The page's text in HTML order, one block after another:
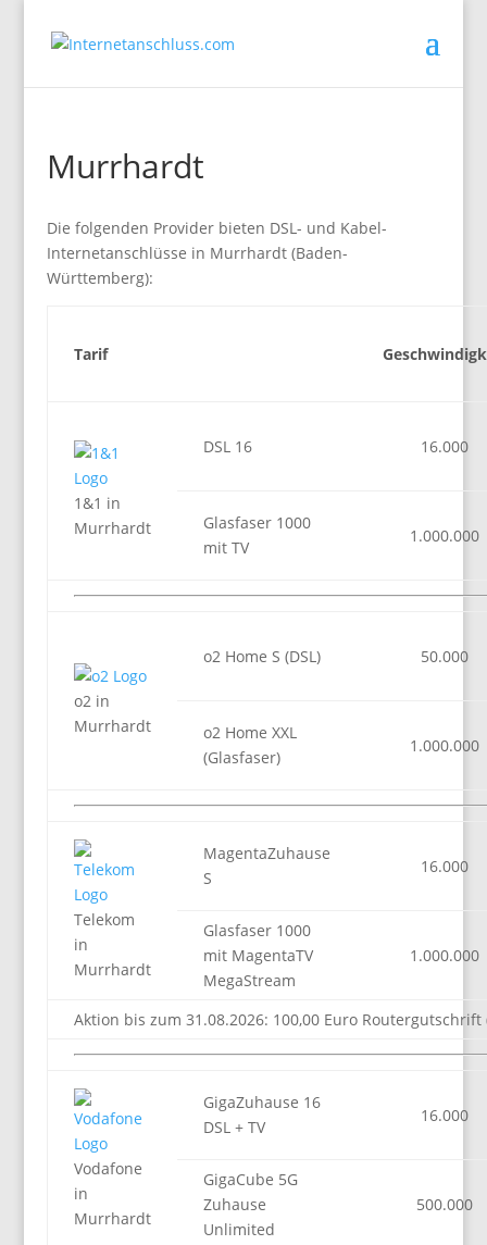
Murrhardt
Die folgenden Provider bieten DSL- und Kabel-
Internetanschlüsse in Murrhardt (Baden-
Württemberg):
Tarif
1&1 in
Murrhardt
DSL 16 16.000
Glasfaser 1000
mit TV
1.000.000
o2 in
Murrhardt
o2 Home S (DSL) 50.000
o2 Home XXL
(Glasfaser)
1.000.000
Telekom
in
Murrhardt
MagentaZuhause
S
16.000
Glasfaser 1000
mit MagentaTV
MegaStream
1.000.000
Aktion bis zum 31.08.2026: 100,00 Euro
Vodafone
in
Murrhardt
GigaZuhause 16
DSL + TV
16.000
GigaCube 5G
Zuhause
Unlimited
500.000